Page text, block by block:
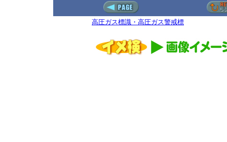
高圧ガス標識・高圧ガス警戒標